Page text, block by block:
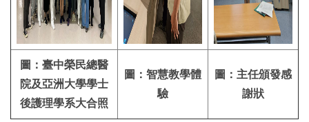
圖：臺中榮民總醫
院及亞洲大學學士
後護理學系大合照
圖：智慧教學體
驗
圖：主任頒發感
謝狀